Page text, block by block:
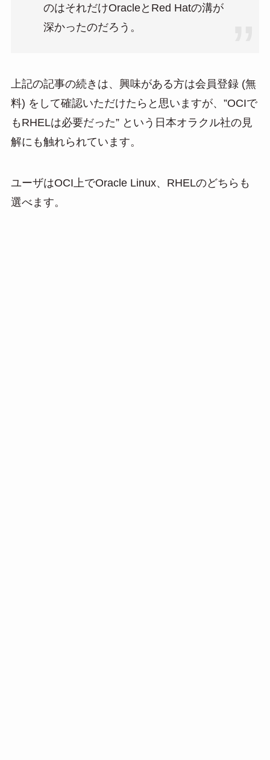
のはそれだけOracleとRed Hatの溝が
深かったのだろう。
上記の記事の続きは、興味がある方は会員登録 (無
料) をして確認いただけたらと思いますが、”OCIで
もRHELは必要だった” という日本オラクル社の見
解にも触れられています。
ユーザはOCI上でOracle Linux、RHELのどちらも
選べます。